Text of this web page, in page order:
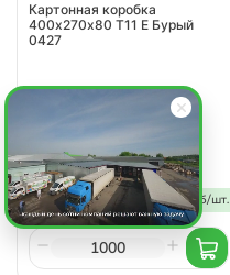
Картонная коробка
400х270х80 Т11 Е Бурый
0427
Опции под заказ
от46 ₽за шт
от 1000 шт. 46 руб/шт.